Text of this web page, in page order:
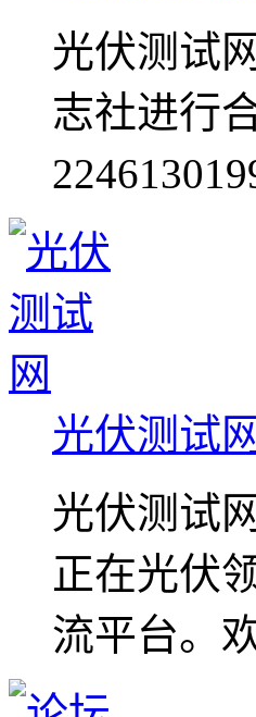
光伏测试
志社进行
光伏测试网
光伏测试
正在光伏
流平台。